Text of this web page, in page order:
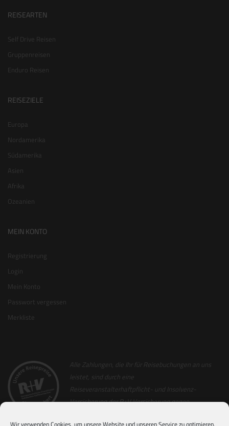
REISEARTEN
Self Drive Reisen
Gruppenreisen
Enduro Reisen
REISEZIELE
Europa
Nordamerika
Südamerika
Asien
Afrika
Ozeanien
MEIN KONTO
Registrierung
Login
Mein Konto
Passwort vergessen
Merkliste
Alle Zahlungen, die Ihr für Reisebuchungen an uns
leistet, sind durch eine
Reiseveranstalterhaftpflicht- und Insolvenz-
Versicherung der R+V Versicherung gegen